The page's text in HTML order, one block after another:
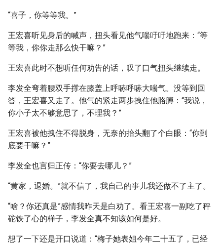
“喜子，你等等我。”
王宏喜听见身后的喊声，扭头看见他气喘吁吁地跑来：“等
等我，你你走那么快干嘛？”
王宏喜此时不想听任何劝告的话，叹了口气扭头继续走。
李发全弯着腰双手撑在膝盖上呼哧呼哧大喘气。没等到回
答，王宏喜又走了。他气的紧走两步拽住他胳膊：“我说，
你小子太不够意思了，不理我？”
王宏喜被他拽住不得脱身，无奈的抬头翻了个白眼：“你到
底要干嘛？”
李发全也言归正传：“你要去哪儿？”
“黄家，退婚。”就不信了，我自己的事儿我还做不了主了。
“啥？你还真是”感情我昨天是白劝了。看王宏喜一副吃了秤
砣铁了心的样子，李发全真不知该如何是好。
想了一下还是开口说道：“梅子她表姐今年二十五了，已经